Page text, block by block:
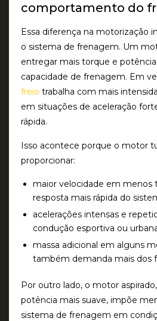
comportamento do
Essa diferença na motorização
o sistema de frenagem. Um
entregar mais torque e
capacidade de frenagem. Em
freio trabalha com mais
em situações de aceleração
rápida.
Isso acontece porque o motor
proporcionar:
maior velocidade em menos
resposta mais rápida do
acelerações intensas e
condução esportiva ou
massa adicional em alguns
também demanda mais dos
Por outro lado, o motor
potência mais suave, impõe
sistema de frenagem em